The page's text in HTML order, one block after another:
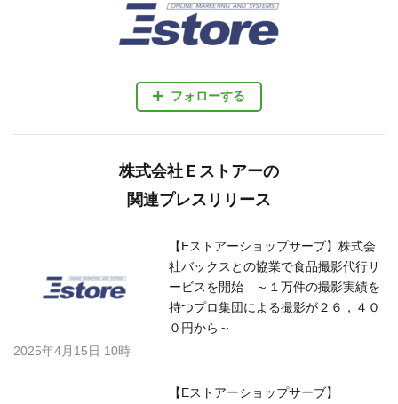
フォローする
株式会社Ｅストアーの
関連プレスリリース
【Eストアーショップサーブ】株式会
社バックスとの協業で食品撮影代行サ
ービスを開始 ～１万件の撮影実績を
持つプロ集団による撮影が２６，４０
０円から～
2025年4月15日 10時
【Eストアーショップサーブ】